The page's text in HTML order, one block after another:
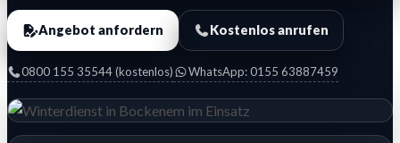
Angebot anfordern Kostenlos anrufen
0800 155 35544 (kostenlos) WhatsApp: 0155 63887459